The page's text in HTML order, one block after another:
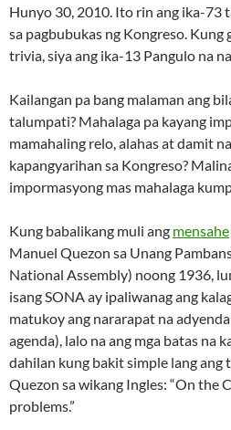
Hunyo 30, 2010. Ito rin ang ika-73
sa pagbubukas ng Kongreso. Kung
trivia, siya ang ika-13 Pangulo na
Kailangan pa bang malaman ang
talumpati? Mahalaga pa kayang
mamahaling relo, alahas at damit
kapangyarihan sa Kongreso?
impormasyong mas mahalaga
Kung babalikang muli ang mensahe
Manuel Quezon sa Unang
National Assembly) noong 1936,
isang SONA ay ipaliwanag ang
matukoy ang nararapat na
agenda), lalo na ang mga batas na
dahilan kung bakit simple lang
Quezon sa wikang Ingles: “On the
problems.”